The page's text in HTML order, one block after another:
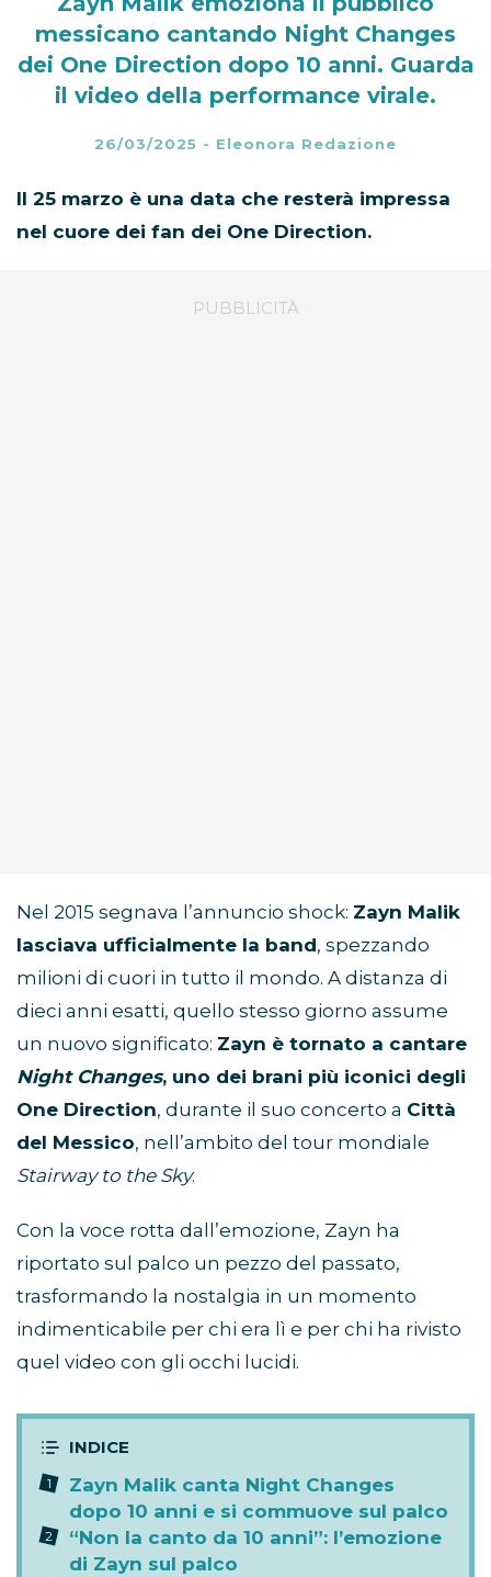
messicano cantando Night Changes
dei One Direction dopo 10 anni. Guarda
il video della performance virale.
26/03/2025 - Eleonora Redazione
Il 25 marzo è una data che resterà impressa
nel cuore dei fan dei One Direction.
Nel 2015 segnava l’annuncio shock: Zayn Malik
lasciava ufficialmente la band, spezzando
milioni di cuori in tutto il mondo. A distanza di
dieci anni esatti, quello stesso giorno assume
un nuovo significato: Zayn è tornato a cantare
Night Changes, uno dei brani più iconici degli
One Direction, durante il suo concerto a Città
del Messico, nell’ambito del tour mondiale
Stairway to the Sky.
Con la voce rotta dall’emozione, Zayn ha
riportato sul palco un pezzo del passato,
trasformando la nostalgia in un momento
indimenticabile per chi era lì e per chi ha rivisto
quel video con gli occhi lucidi.
Zayn Malik canta Night Changes
dopo 10 anni e si commuove sul palco
“Non la canto da 10 anni”: l’emozione
di Zayn sul palco